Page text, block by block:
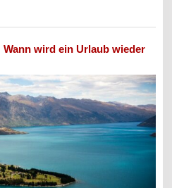
wird ein Urlaub wieder